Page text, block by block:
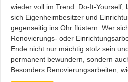
Farb brillianz mit CAPAROL ICONS für
Richtige Farbauswahl für kleine Räume
Entspannung nach der Arbeit im
Amtico vynyl Boden verlegt!
wieder voll im Trend. Do-It-Yourself,
sich Eigenheimbesitzer und
gegenseitig ins Ohr flüstern. Wer
Renovierungs- oder
Ende nicht nur mächtig stolz sein
permanent bewundern, sondern
Besonders Renovierungsarbeiten,